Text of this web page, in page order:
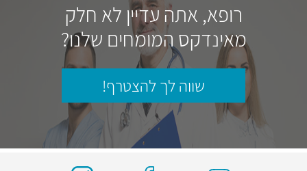
רופא, אתה עדיין לא חלק
מאינדקס המומחים שלנו?
שווה לך להצטרף!